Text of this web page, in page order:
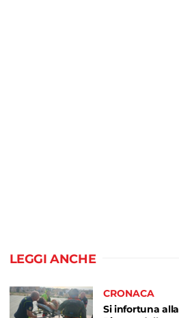
LEGGI ANCHE
CRONACA
Si infortuna alla